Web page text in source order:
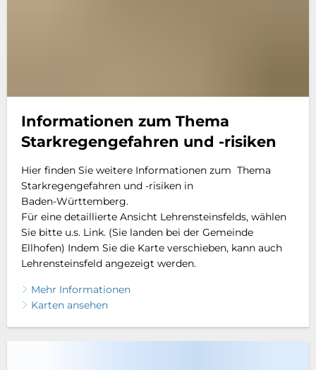
Informationen zum Thema
Starkregen­gefahren und -risiken
Hier finden Sie weitere Informationen zum Thema
Starkregen­gefahren und -risiken in
Baden-Württemberg.
Für eine detaillierte Ansicht Lehrensteinsfelds, wählen
Sie bitte u.s. Link. (Sie landen bei der Gemeinde
Ellhofen) Indem Sie die Karte verschieben, kann auch
Lehrensteinsfeld angezeigt werden.
Mehr Informationen
Karten ansehen